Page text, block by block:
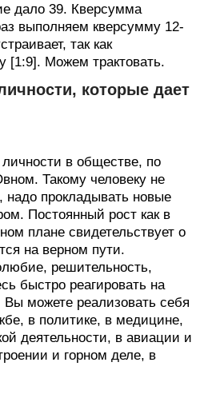
дало 39. Кверсумма
выполняем кверсумму 12-
так как
[1:9]. Можем трактовать.
которые дает
в обществе, по
Такому человеку не
надо прокладывать новые
Постоянный рост как в
плане свидетельствует о
на верном пути.
решительность,
быстро реагировать на
можете реализовать себя
в политике, в медицине,
деятельности, в авиации и
и горном деле, в